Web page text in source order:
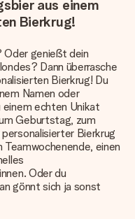
aus einem
Bierkrug!
Oder genießt dein
Dann überrasche
Bierkrug! Du
Namen oder
echten Unikat
Geburtstag, zum
Bierkrug
einen
Oder du
gönnt sich ja sonst